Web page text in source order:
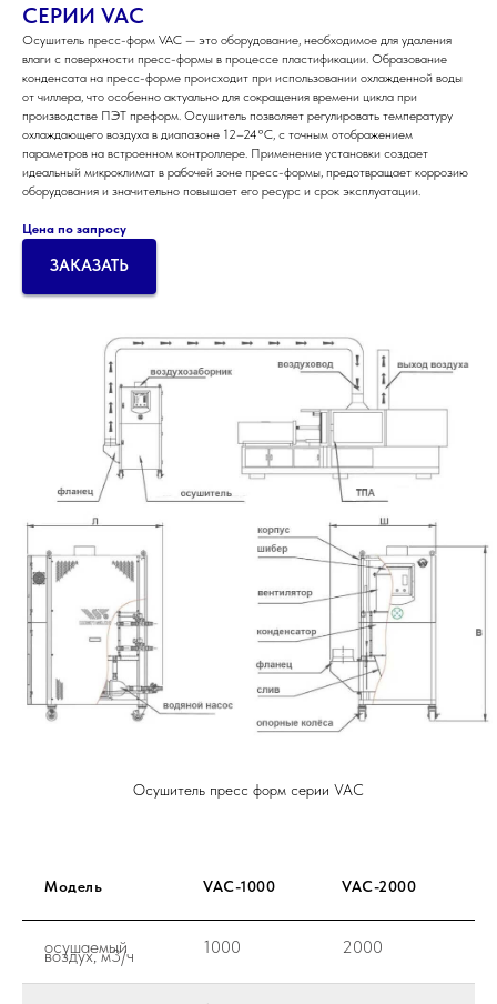
СЕРИИ VAC
Осушитель пресс-форм VAC — это оборудование, необходимое для удаления
влаги с поверхности пресс-формы в процессе пластификации. Образование
конденсата на пресс-форме происходит при использовании охлажденной воды
от чиллера, что особенно актуально для сокращения времени цикла при
производстве ПЭТ преформ. Осушитель позволяет регулировать температуру
охлаждающего воздуха в диапазоне 12–24°C, с точным отображением
параметров на встроенном контроллере. Применение установки создает
идеальный микроклимат в рабочей зоне пресс-формы, предотвращает коррозию
оборудования и значительно повышает его ресурс и срок эксплуатации.
Цена по запросу
ЗАКАЗАТЬ
Осушитель пресс форм серии VAC
Модель VAC-1000 VAC-2000
осушаемый
воздух, м3/ч 1000 2000